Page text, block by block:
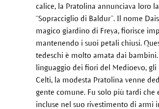
calice, la Pratolina annunciava loro
“Sopracciglio di Baldur”. Il nome
magico giardino di Freya, fiorisce
mantenendo i suoi petali chiusi.
tedeschi è molto amata dai
linguaggio dei fiori del Medioevo,
Celti, la modesta Pratolina venne
gente comune. Fu solo più tardi
incluse nel suo rivestimento di armi